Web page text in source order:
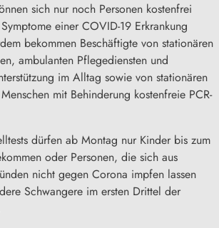
sich nur noch Personen kostenfrei
einer COVID-19 Erkrankung
bekommen Beschäftigte von stationären
ambulanten Pflegediensten und
im Alltag sowie von stationären
mit Behinderung kostenfreie PCR-
dürfen ab Montag nur Kinder bis zum
oder Personen, die sich aus
nicht gegen Corona impfen lassen
Schwangere im ersten Drittel der